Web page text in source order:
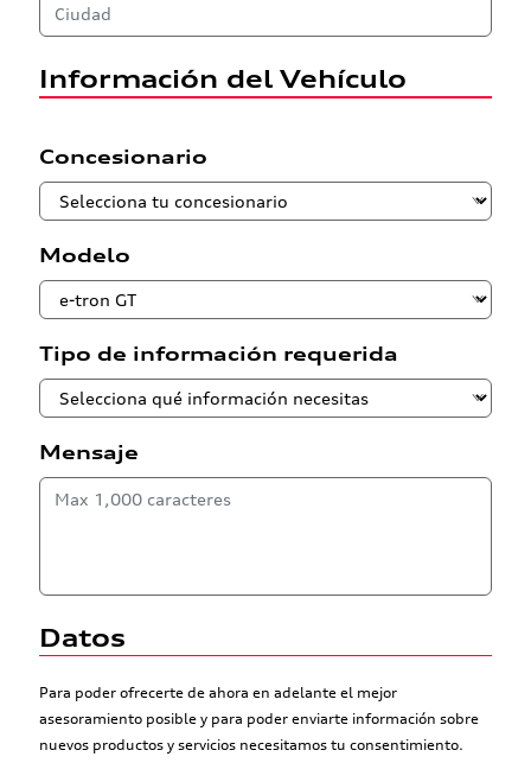
Información del Vehículo
Concesionario
Modelo
Tipo de información requerida
Mensaje
Datos
Para poder ofrecerte de ahora en adelante el mejor
asesoramiento posible y para poder enviarte información sobre
nuevos productos y servicios necesitamos tu consentimiento.